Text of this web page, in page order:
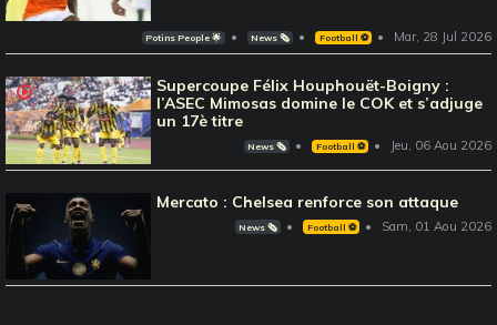
Potins People 🌟 News 🗞️ Football ⚽️ Mar, 28 Jul 2026
Supercoupe Félix Houphouët-Boigny :
l’ASEC Mimosas domine le COK et s’adjuge
un 17è titre
News 🗞️ Football ⚽️ Jeu, 06 Aou 2026
Mercato : Chelsea renforce son attaque
News 🗞️ Football ⚽️ Sam, 01 Aou 2026